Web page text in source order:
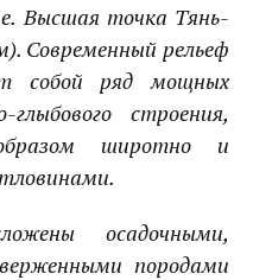
Высшая точка Тянь-
Современный рельеф
собой ряд мощных
строения,
широтно и
осадочными,
породами